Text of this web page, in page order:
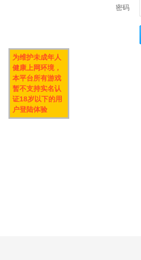
密码
为维护未成年人
健康上网环境，
本平台所有游戏
暂不支持实名认
证18岁以下的用
户登陆体验